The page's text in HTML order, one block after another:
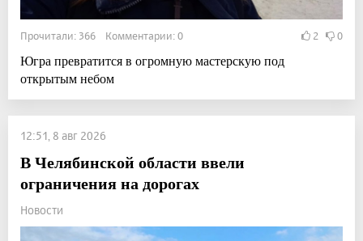
Прочитали: 366 Комментарии: 0 2 0
Югра превратится в огромную мастерскую под
открытым небом
12:51, 8 авг 2026
В Челябинской области ввели
ограничения на дорогах
Новости